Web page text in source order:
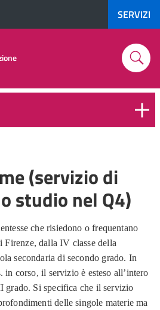
SERVIZI
(servizio di
studio nel Q4)
che risiedono o frequentano
Firenze, dalla IV classe della
secondaria di secondo grado. In
in corso, il servizio è esteso all’intero
grado. Si specifica che il servizio
delle singole materie ma